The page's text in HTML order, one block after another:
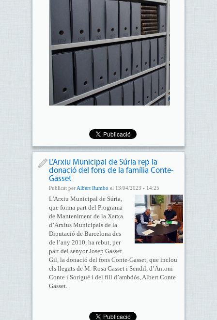
L’Arxiu Municipal de Súria rep la
donació del fons de la família Conte-
Gasset
Publicat per Albert Rumbo el 13/04/2023 - 14:25
L'Arxiu Municipal de Súria,
que forma part del Programa
de Manteniment de la Xarxa
d’Arxius Municipals de la
Diputació de Barcelona des
de l’any 2010, ha rebut, per
part del senyor Josep Gasset
Gil, la donació del fons Conte-Gasset, que inclou
els llegats de M. Rosa Gasset i Sendil, d’Antoni
Conte i Sorigué i del fill d’ambdós, Albert Conte
Gasset.